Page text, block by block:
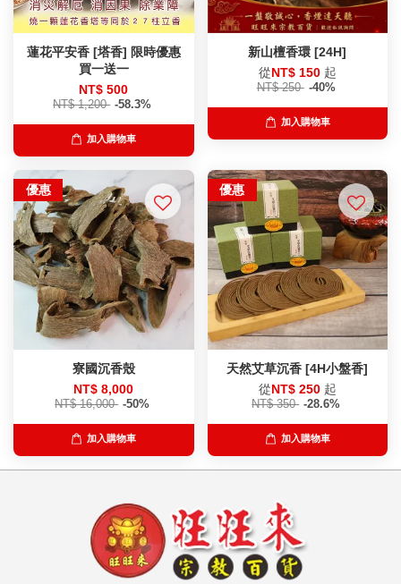
蓮花平安香 [塔香] 限時優惠
買一送一
NT$ 500
NT$ 1,200 -58.3%
加入購物車
新山檀香環 [24H]
從NT$ 150 起
NT$ 250 -40%
加入購物車
優惠
寮國沉香殼
NT$ 8,000
NT$ 16,000 -50%
加入購物車
優惠
天然艾草沉香 [4H小盤香]
從NT$ 250 起
NT$ 350 -28.6%
加入購物車